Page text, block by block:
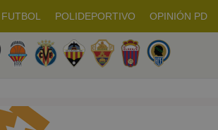
FUTBOL POLIDEPORTIVO OPINIÓN PD